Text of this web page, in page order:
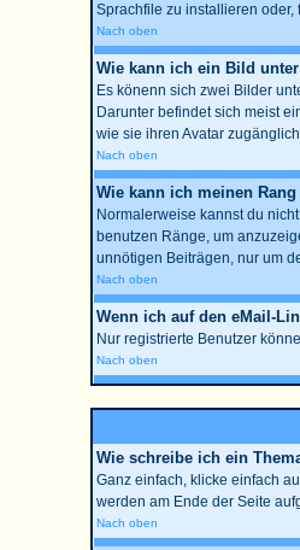
Sprachfile zu installieren
Nach oben
Wie kann ich ein Bild
Es könenn sich zwei Bilder
Darunter befindet sich meist
wie sie ihren Avatar
Nach oben
Wie kann ich meinen Rang
Normalerweise kannst du
benutzen Ränge, um
unnötigen Beiträgen, nur um
Nach oben
Wenn ich auf den eMail-
Nur registrierte Benutzer
Nach oben
Wie schreibe ich ein
Ganz einfach, klicke einfach
werden am Ende der Seite
Nach oben